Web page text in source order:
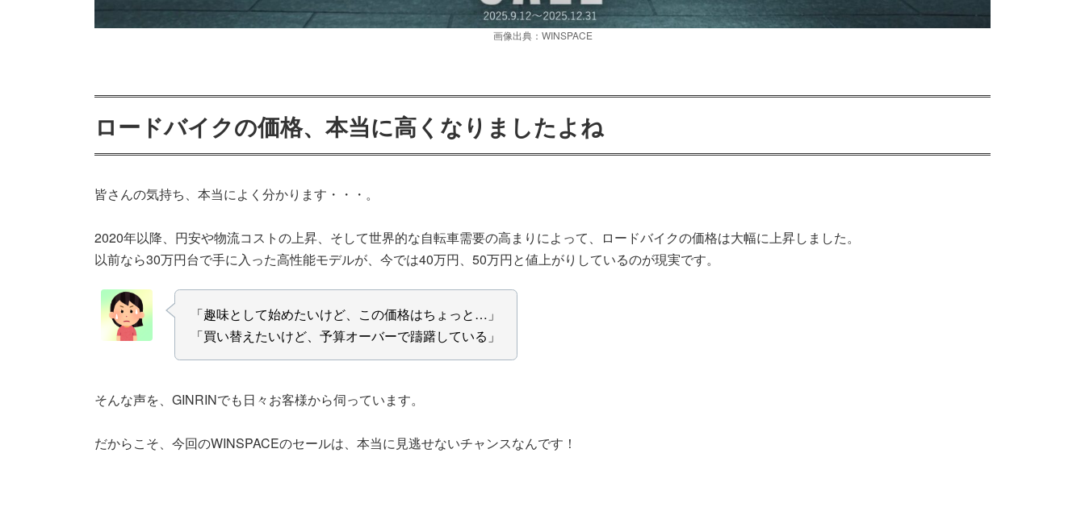
画像出典：WINSPACE
ロードバイクの価格、本当に高くなりましたよね
皆さんの気持ち、本当によく分かります・・・。
2020年以降、円安や物流コストの上昇、そして世界的な自転車需要の高まりによって、ロードバイクの価格は大幅に上昇しました。
以前なら30万円台で手に入った高性能モデルが、今では40万円、50万円と値上がりしているのが現実です。
「趣味として始めたいけど、この価格はちょっと…」
「買い替えたいけど、予算オーバーで躊躇している」
そんな声を、GINRINでも日々お客様から伺っています。
だからこそ、今回のWINSPACEのセールは、本当に見逃せないチャンスなんです！